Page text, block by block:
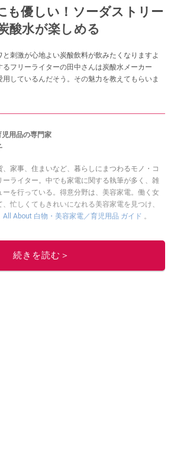
も優しい！ソーダストリー
酸水が楽しめる
刺激が心地よい炭酸飲料が飲みたくなりますよ
フリーライターの田中さんは炭酸水メーカー
用しているんだそう。その魅力を教えてもらいま
用品の専門家
家事、住まいなど、暮らしにまつわるモノ・コ
ーライター。中でも家電に関する執筆が多く、雑
を行っている。得意分野は、美容家電。働く女
忙しくてもきれいになれる美容家電を見つけ、
All About 白物・美容家電／育児用品 ガイド 。
続きを読む＞